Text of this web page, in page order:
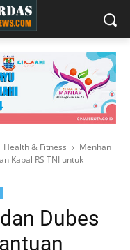
Health & Fitness
Menhan
Kapal RS TNI untuk
Dubes